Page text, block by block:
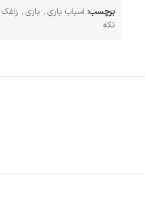
برچسب: اسباب بازی, بازی, زاغک
تکه